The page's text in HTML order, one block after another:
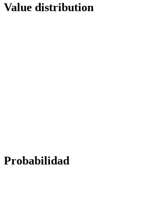
Value distribution
Probabilidad